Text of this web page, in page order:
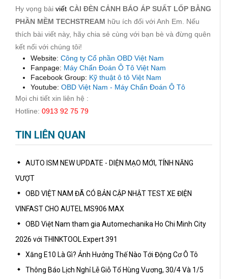
Hy vọng bài viết CÀI ĐÈN CẢNH BÁO ÁP SUẤT LỐP BẰNG
PHẦN MỀM TECHSTREAM hữu ích đối với Anh Em. Nếu
thích bài viết này, hãy chia sẻ cùng với bạn bè và đừng quên
kết nối với chúng tôi!
Website: Công ty Cổ phần OBD Việt Nam
Fanpage: Máy Chẩn Đoán Ô Tô Việt Nam
Facebook Group: Kỹ thuật ô tô Việt Nam
Youtube: OBD Việt Nam - Máy Chẩn Đoán Ô Tô
Mọi chi tiết xin liên hệ :
Hotline: 0913 92 75 79
TIN LIÊN QUAN
AUTO ISM NEW UPDATE - DIỆN MẠO MỚI, TÍNH NĂNG
VƯỢT
OBD VIỆT NAM ĐÃ CÓ BẢN CẬP NHẬT TEST XE ĐIỆN
VINFAST CHO AUTEL MS906 MAX
OBD Việt Nam tham gia Automechanika Ho Chi Minh City
2026 với THINKTOOL Expert 391
Xăng E10 Là Gì? Ảnh Hưởng Thế Nào Tới Động Cơ Ô Tô
Thông Báo Lịch Nghỉ Lễ Giỗ Tổ Hùng Vương, 30/4 Và 1/5